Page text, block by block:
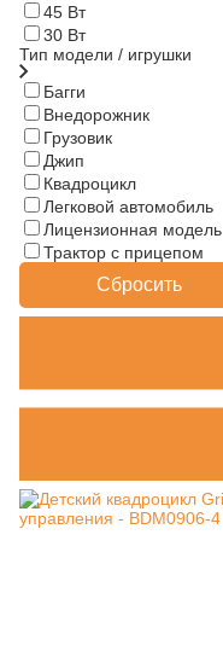
45 Вт
30 Вт
Тип модели / игрушки
Багги
Внедорожник
Грузовик
Джип
Квадроцикл
Легковой автомобиль
Лицензионная модель
Трактор с прицепом
Сбросить